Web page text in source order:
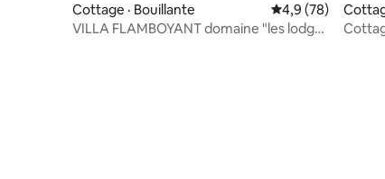
Cottage · Bouillante Note moyenne
4,9 (78)
VILLA FLAMBOYANT domaine "les lodges